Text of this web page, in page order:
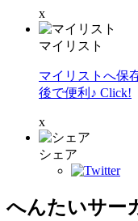
x
マイリスト
マイリストへ保
後で便利♪ Click!
x
シェア
へんたいサー